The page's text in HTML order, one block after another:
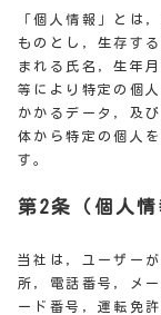
「個人情報」とは
ものとし，生存す
まれる氏名，生年
等により特定の個
かかるデータ，及
体から特定の個人
す。
第2条（個人情
当社は，ユーザー
所，電話番号，メ
ード番号，運転免